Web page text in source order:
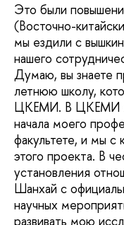
Это были
(Восточно-
мы ездили с
нашего
Думаю, вы знаете
летнюю школу,
ЦКЕМИ. В ЦКЕМИ я
начала моего
факультете, и мы с
этого проекта. В
установления
Шанхай с
научных
развивать мою